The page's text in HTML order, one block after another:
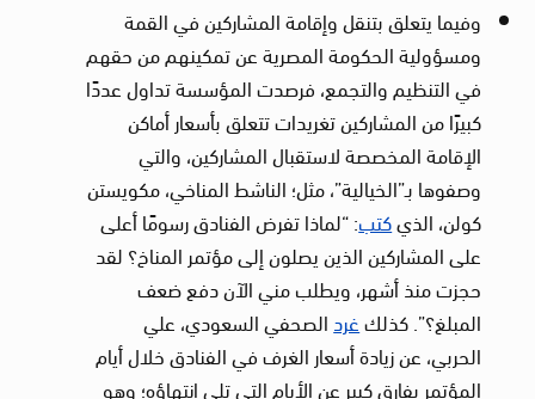
وفيما يتعلق بتنقل وإقامة المشاركين في القمة
ومسؤولية الحكومة المصرية عن تمكينهم من حقهم
في التنظيم والتجمع، فرصدت المؤسسة تداول عددًا
كبيرًا من المشاركين تغريدات تتعلق بأسعار أماكن
الإقامة المخصصة لاستقبال المشاركين، والتي
وصفوها بـ”الخيالية”، مثل؛ الناشط المناخي، مكويستن
كولن، الذيكتب: “لماذا تفرض الفنادق رسومًا أعلى
على المشاركين الذين يصلون إلى مؤتمر المناخ؟ لقد
حجزت منذ أشهر، ويطلب مني الآن دفع ضعف
المبلغ؟”. كذلكغردالصحفي السعودي، علي
الحربي، عن زيادة أسعار الغرف في الفنادق خلال أيام
المؤتمر بفارق كبير عن الأيام التي تلي انتهاؤه؛ وهو